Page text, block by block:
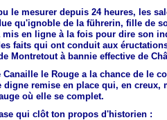
le mesurer depuis 24 heures, les
qu'ignoble de la führerin, fille de
en ligne à la fois pour dire son
faits qui ont conduit aux
Montretout à bannie effective de
le Rouge a la chance de le
remise en place qui, en creux,
où elle se complet.
qui clôt ton propos d'historien :